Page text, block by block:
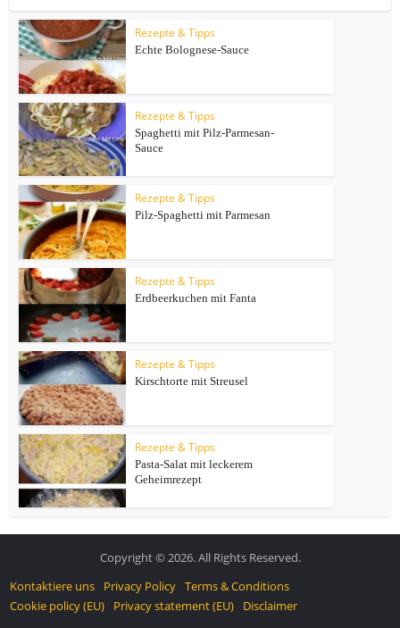
Rezepte & Tipps
Echte Bolognese-Sauce
Rezepte & Tipps
Spaghetti mit Pilz-Parmesan-
Sauce
Rezepte & Tipps
Pilz-Spaghetti mit Parmesan
Rezepte & Tipps
Erdbeerkuchen mit Fanta
Rezepte & Tipps
Kirschtorte mit Streusel
Rezepte & Tipps
Pasta-Salat mit leckerem
Geheimrezept
Copyright © 2026. All Rights Reserved.
Kontaktiere uns
Privacy Policy Terms & Conditions
Cookie policy (EU)
Privacy statement (EU) Disclaimer